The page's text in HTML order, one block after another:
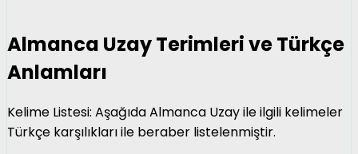
Almanca Uzay Terimleri ve Türkçe
Anlamları
Kelime Listesi: Aşağıda Almanca Uzay ile ilgili kelimeler
Türkçe karşılıkları ile beraber listelenmiştir.